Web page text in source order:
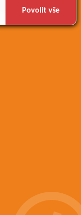
Povolit vše